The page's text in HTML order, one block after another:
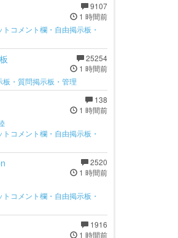
9107
1 時間前
コメント欄・自由掲示板・
25254
1 時間前
板・質問掲示板・管理
138
1 時間前
コメント欄・自由掲示板・
2520
1 時間前
コメント欄・自由掲示板・
1916
1 時間前